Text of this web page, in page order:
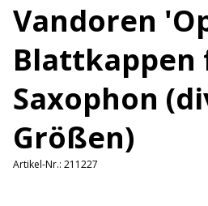
Vandoren
Blattkappen
Saxophon
Größen)
Artikel-Nr.: 211227